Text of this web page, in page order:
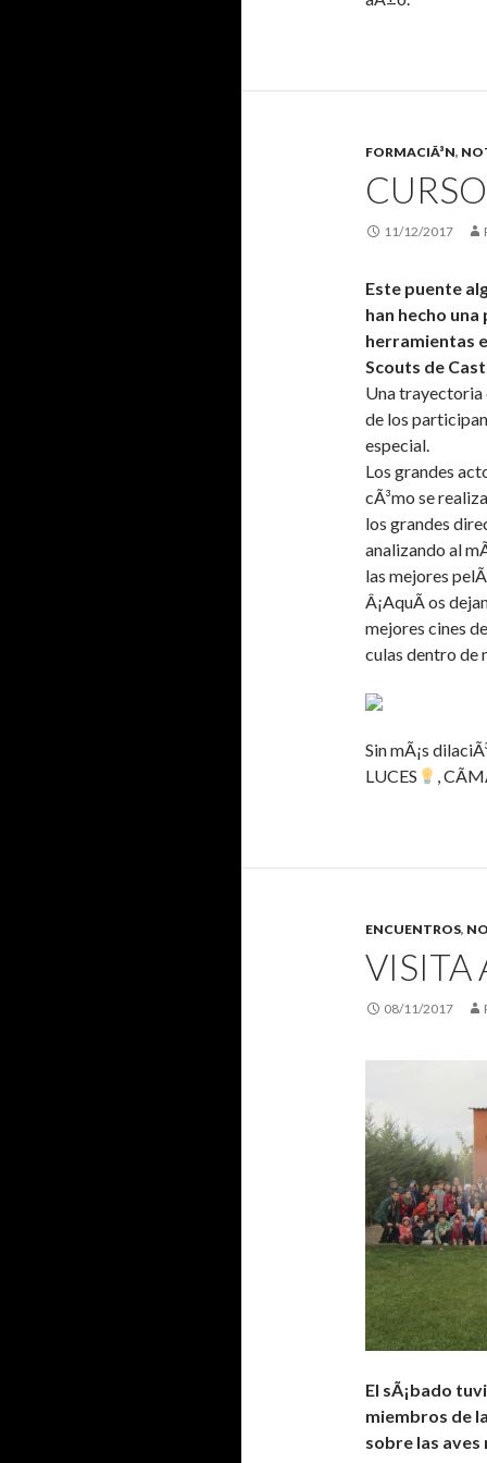
FORMACIÃ³N,
11/12/2017
Este puente
han hecho
herramientas
Scouts de
Una trayectoria
de los
especial.
Los grandes
cÃ³mo se
los grandes
analizando al
las mejores
Â¡AquÃ­ os
mejores cines
culas dentro de
Sin mÃ¡s
LUCES
,
ENCUENTROS,
VISITA
08/11/2017
El sÃ¡bado
miembros de
sobre las